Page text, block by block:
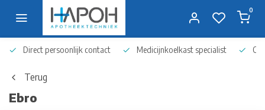
0
Direct persoonlijk contact Medicijnkoelkast specialist Op
Terug
Ebro